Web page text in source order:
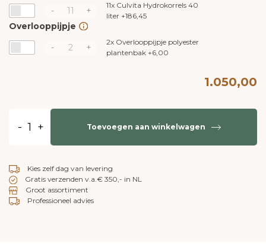
-
+ 11x Culvita Hydrokorrels 40
liter +186,45
Overlooppijpje
-
+ 2x Overlooppijpje polyester
plantenbak +6,00
1.050,00
- + Toevoegen aan winkelwagen
Kies zelf dag van levering
Gratis verzenden v.a.€ 350,- in NL
Groot assortiment
Professioneel advies